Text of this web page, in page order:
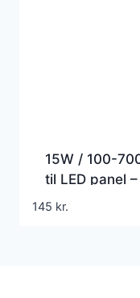
15W / 100-
til LED panel
145 kr.